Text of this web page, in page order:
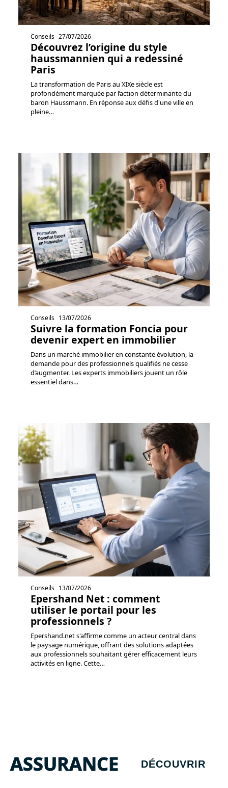
Conseils 27/07/2026
Découvrez l’origine du style
haussmannien qui a redessiné
Paris
La transformation de Paris au XIXe siècle est
profondément marquée par l’action déterminante du
baron Haussmann. En réponse aux défis d'une ville en
pleine…
Conseils 13/07/2026
Suivre la formation Foncia pour
devenir expert en immobilier
Dans un marché immobilier en constante évolution, la
demande pour des professionnels qualifiés ne cesse
d’augmenter. Les experts immobiliers jouent un rôle
essentiel dans…
Conseils 13/07/2026
Epershand Net : comment
utiliser le portail pour les
professionnels ?
Epershand.net s'affirme comme un acteur central dans
le paysage numérique, offrant des solutions adaptées
aux professionnels souhaitant gérer efficacement leurs
activités en ligne. Cette…
ASSURANCE DÉCOUVRIR